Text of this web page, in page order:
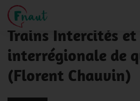
Panneau de gestion des cookies
NOS ACTUALITÉS
Trains Intercités et
interrégionale de
(Florent Chauvin)